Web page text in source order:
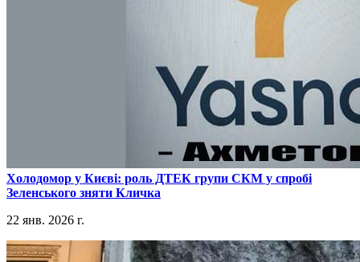
​Холодомор у Києві: роль ДТЕК групи СКМ у спробі
Зеленського зняти Кличка
22 янв. 2026 г.